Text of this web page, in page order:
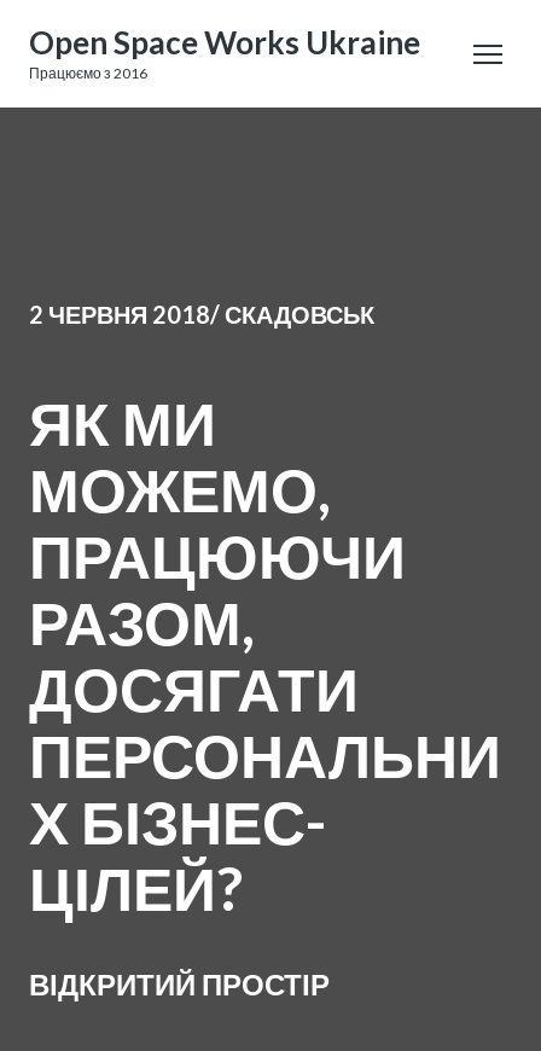
Open Space Works Ukraine
Працюємо з 2016
2 ЧЕРВНЯ 2018/ СКАДОВСЬК
ЯК МИ
МОЖЕМО,
ПРАЦЮЮЧИ
РАЗОМ,
ДОСЯГАТИ
ПЕРСОНАЛЬНИ
Х БІЗНЕС-
ЦІЛЕЙ?
ВІДКРИТИЙ ПРОСТІР